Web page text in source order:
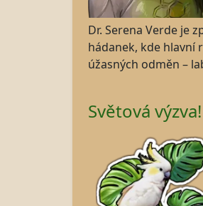
Dr. Serena Verde je
hádanek, kde hlavní
úžasných odměn –
Světová výzva!